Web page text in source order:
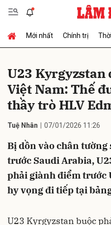
Mới nhất Chính trị
U23 Kyrgyzstan
Việt Nam: Thế
thầy trò HLV
Tuệ Nhân 07/01/2026 11:26
Bị dồn vào chân
trước Saudi Arabia,
phải giành điểm trước
hy vọng đi tiếp tại
U23 Kyrgyzstan buộc
Gửi bình luận